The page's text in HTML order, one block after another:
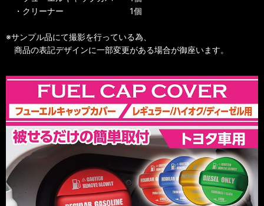
・クリーナー 1個
※サンプル品にて撮影を行っている為、
商品の表記デザインに一部変更がある場合が御座います。